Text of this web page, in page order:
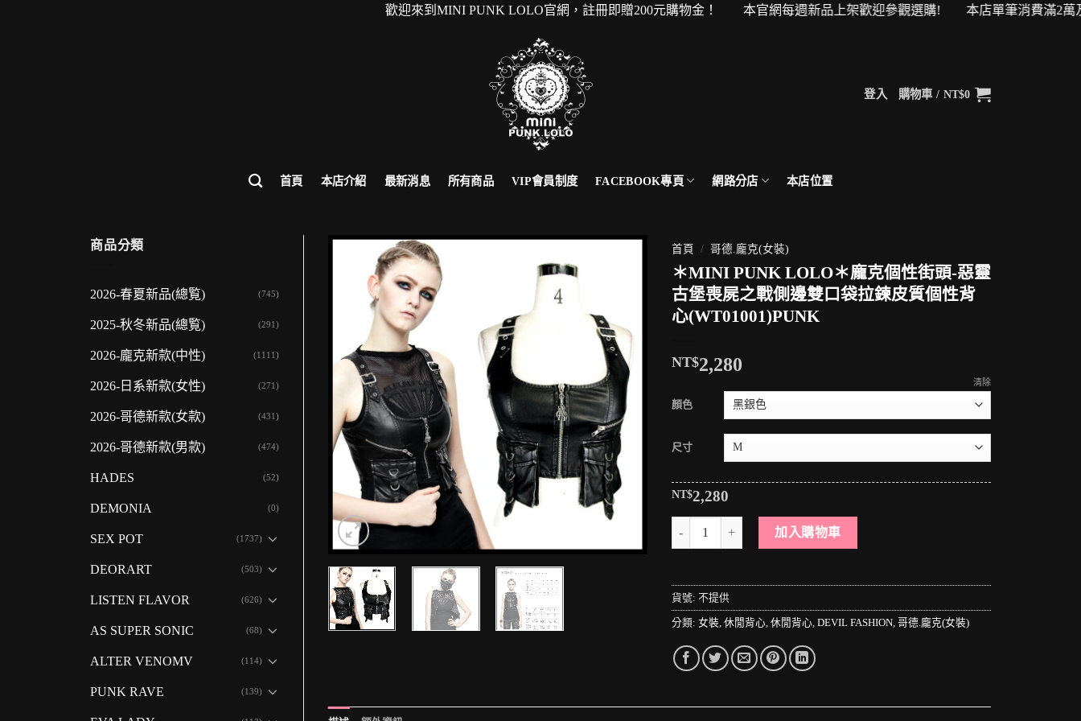
歡迎來到MINI PUNK LOLO官網，註冊即贈200元購物金！ 本官網每週新品上架歡迎參觀選購! 本店單筆消費滿2萬及4萬即
登入 購物車 / NT$0
首頁 本店介紹 最新消息 所有商品 VIP會員制度 FACEBOOK專頁 網路分店 本店位置
商品分類
2026-春夏新品(總覧) (745)
2025-秋冬新品(總覧) (291)
2026-龐克新款(中性) (1111)
2026-日系新款(女性) (271)
2026-哥德新款(女款) (431)
2026-哥德新款(男款) (474)
HADES (52)
DEMONIA (0)
SEX POT (1737)
DEORART (503)
LISTEN FLAVOR (626)
AS SUPER SONIC (68)
ALTER VENOMV (114)
PUNK RAVE (139)
首頁 / 哥德.龐克(女裝)
＊MINI PUNK LOLO＊龐克個性街頭-惡靈
古堡喪屍之戰側邊雙口袋拉鍊皮質個性背
心(WT01001)PUNK
NT$2,280
顏色
尺寸
清除
NT$2,280
＊MINI PUNK LOLO＊龐克個性街頭-惡靈古堡喪屍之戰側邊雙口袋拉鍊皮質個
加入購物車
貨號: 不提供
分類: 女裝 休閒背心 休閒背心 DEVIL FASHION 哥德.龐克(女裝)